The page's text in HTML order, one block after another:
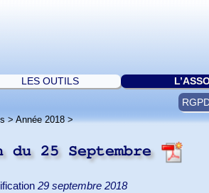
LES OUTILS
>Année 2018>
du 25 Septembre
29 septembre 2018